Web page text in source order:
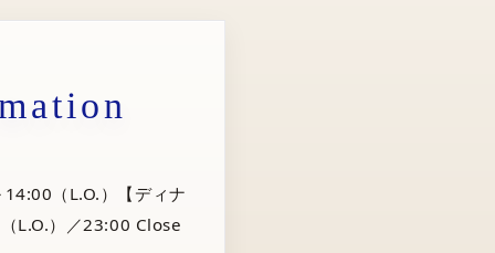
（L.O.）【ディナ
L.O.）／23:00 Close